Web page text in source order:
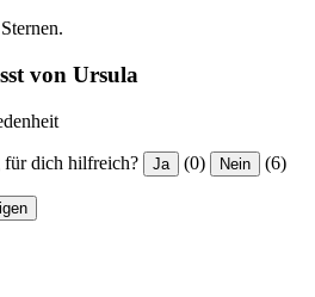
von Ursula
für dich hilfreich? Ja (0) Nein (6)